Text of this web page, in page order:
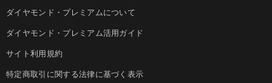
ダイヤモンド・プレミアムについて
ダイヤモンド・プレミアム活用ガイド
サイト利用規約
特定商取引に関する法律に基づく表示